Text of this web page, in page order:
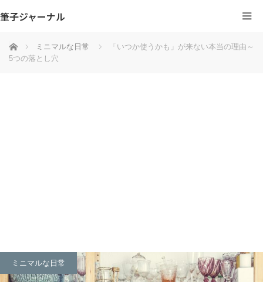
筆子ジャーナル
ホーム ミニマルな日常
「いつか使うかも」が来ない本当の理由～
5つの落とし穴
ミニマルな日常